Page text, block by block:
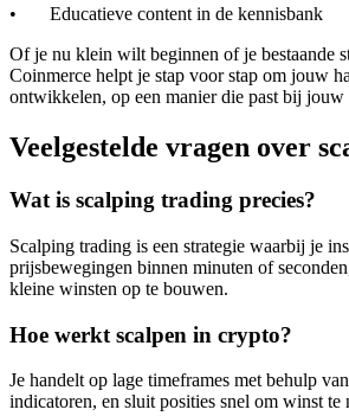
• Educatieve content in de kennisbank
Of je nu klein wilt beginnen of je bestaande
Coinmerce helpt je stap voor stap om jouw
ontwikkelen, op een manier die past bij jouw
Veelgestelde vragen over
Wat is scalping trading precies?
Scalping trading is een strategie waarbij je
prijsbewegingen binnen minuten of
kleine winsten op te bouwen.
Hoe werkt scalpen in crypto?
Je handelt op lage timeframes met behulp
indicatoren, en sluit posities snel om winst te